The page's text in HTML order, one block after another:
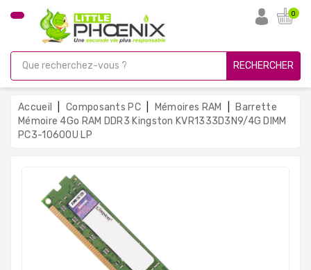
CATÉGORIE
Gamer
Unités
Centrales
Reconditionnées
Ordinateurs
Portables
0
RECHERCHER
Accueil Composants PC Mémoires RAM
Barrette
Mémoire 4Go RAM DDR3 Kingston KVR1333D3N9/4G DIMM
PC3-10600U LP